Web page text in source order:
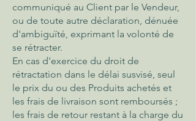
communiqué au Client par le Vendeur,
ou de toute autre déclaration, dénuée
d'ambiguïté, exprimant la volonté de
se rétracter.
En cas d'exercice du droit de
rétractation dans le délai susvisé, seul
le prix du ou des Produits achetés et
les frais de livraison sont remboursés ;
les frais de retour restant à la charge du